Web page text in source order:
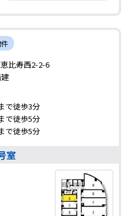
比寿西2-2-6
で徒歩3分
で徒歩5分
で徒歩5分
室